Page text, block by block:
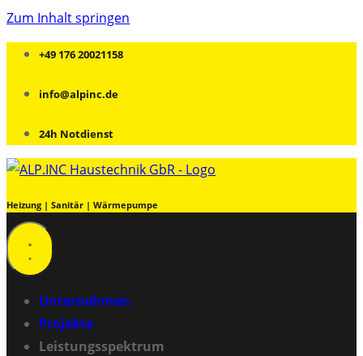
Zum Inhalt springen
+49 176 20021158
info@alpinc.de
24h Notdienst
Heizung | Sanitär | Wärmepumpe
Unternehmen
Projekte
Leistungsspektrum